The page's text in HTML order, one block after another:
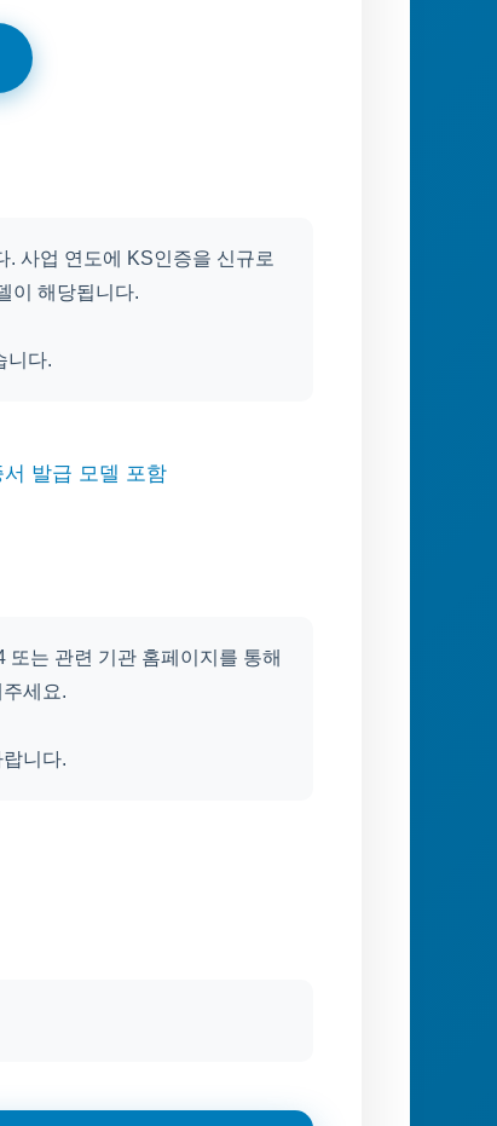
. 사업 연도에 KS인증을 신규로
이 해당됩니다.
니다.
발급 모델 포함
는 관련 기관 홈페이지를 통해
세요.
니다.